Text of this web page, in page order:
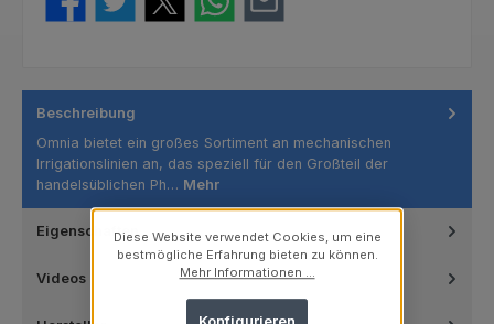
Beschreibung
Omnia bietet ein großes Sortiment an mechanischen
Irrigationslinien an, das speziell für den Großteil der
handelsüblichen Ph… Mehr
Eigenschaften
Videos
Diese Website verwendet Cookies, um eine
bestmögliche Erfahrung bieten zu können.
Mehr Informationen ...